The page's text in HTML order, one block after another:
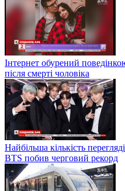
Інтернет обурений
після смерті чоловіка
Найбільша кількість
BTS побив черговий рекорд